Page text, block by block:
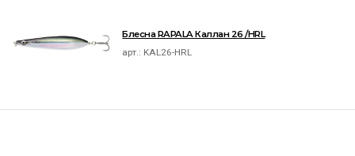
Блесна RAPALA Каллан 26 /HRL
арт.: KAL26-HRL